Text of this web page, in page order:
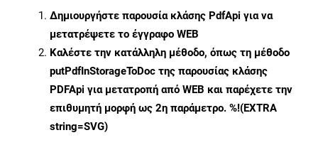
Δημιουργήστε παρουσία κλάσης PdfApi για να
μετατρέψετε το έγγραφο WEB
Καλέστε την κατάλληλη μέθοδο, όπως τη μέθοδο
putPdfInStorageToDoc της παρουσίας κλάσης
PDFApi για μετατροπή από WEB και παρέχετε την
επιθυμητή μορφή ως 2η παράμετρο. %!(EXTRA
string=SVG)